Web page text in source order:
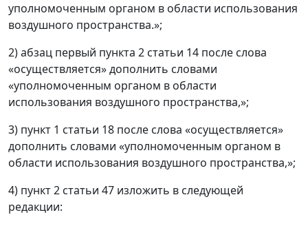
уполномоченным органом в области использования
воздушного пространства.»;
2) абзац первый пункта 2 статьи 14 после слова
«осуществляется» дополнить словами
«уполномоченным органом в области
использования воздушного пространства,»;
3) пункт 1 статьи 18 после слова «осуществляется»
дополнить словами «уполномоченным органом в
области использования воздушного пространства,»;
4) пункт 2 статьи 47 изложить в следующей
редакции: